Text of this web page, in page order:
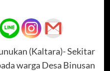
(Kaltara)- Sekitar
warga Desa Binusan